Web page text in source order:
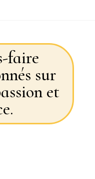
faire
sur
et